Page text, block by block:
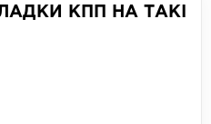
КПП НА ТАКІ